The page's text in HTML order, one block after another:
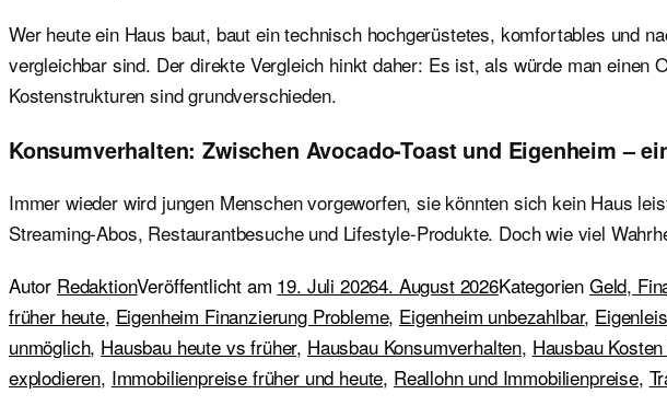
Wer heute ein Haus baut, baut ein technisch hochgerüstetes, komfortables und
vergleichbar sind. Der direkte Vergleich hinkt daher: Es ist, als würde man einen
Kostenstrukturen sind grundverschieden.
Konsumverhalten: Zwischen Avocado-Toast und Eigenheim –
Immer wieder wird jungen Menschen vorgeworfen, sie könnten sich kein Haus
Streaming-Abos, Restaurantbesuche und Lifestyle-Produkte. Doch wie viel
Autor RedaktionVeröffentlicht am 19. Juli 20264. August 2026Kategorien Geld,
früher heute, Eigenheim Finanzierung Probleme, Eigenheim unbezahlbar,
unmöglich, Hausbau heute vs früher, Hausbau Konsumverhalten, Hausbau
explodieren, Immobilienpreise früher und heute, Reallohn und Immobilienpreise,